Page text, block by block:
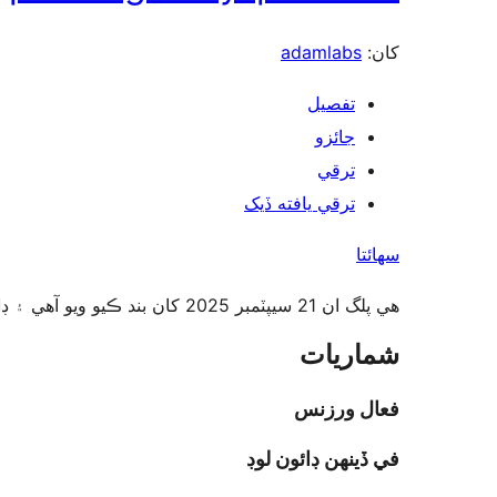
کان: adamlabs
تفصيل
جائزو
ترقي
ترقي يافته ڏيک
سھائتا
هي پلگ ان 21 سيپٽمبر 2025 کان بند ڪيو ويو آهي ۽ ڊائون لوڊ لاءِ دستياب ناهي. سبب: ھدايتن جي ڀڃڪڙي.
شماريات
فعال ورزنس
في ڏينهن ڊائون لوڊ